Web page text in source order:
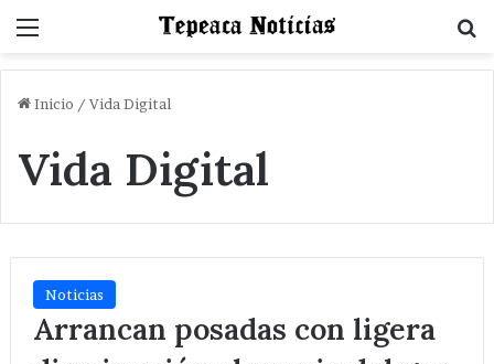
Menu
Inicio / Vida Digital
Vida Digital
Noticias
Arrancan posadas con ligera